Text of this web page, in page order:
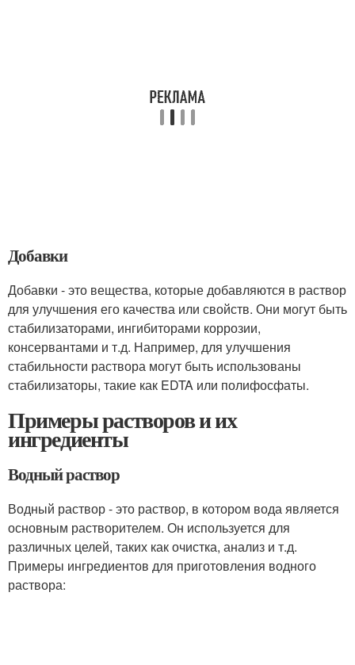
Добавки
Добавки - это вещества, которые добавляются в раствор
для улучшения его качества или свойств. Они могут быть
стабилизаторами, ингибиторами коррозии,
консервантами и т.д. Например, для улучшения
стабильности раствора могут быть использованы
стабилизаторы, такие как EDTA или полифосфаты.
Примеры растворов и их
ингредиенты
Водный раствор
Водный раствор - это раствор, в котором вода является
основным растворителем. Он используется для
различных целей, таких как очистка, анализ и т.д.
Примеры ингредиентов для приготовления водного
раствора: